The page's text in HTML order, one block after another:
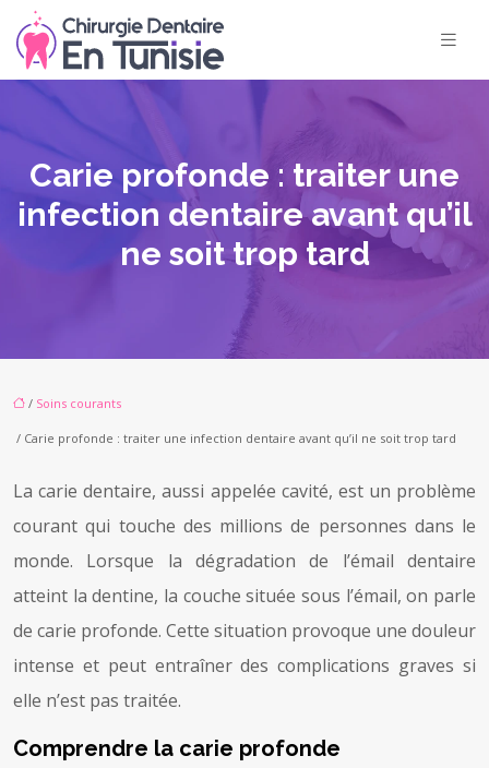
Carie profonde : traiter une
infection dentaire avant qu’il
ne soit trop tard
/ Soins courants
/ Carie profonde : traiter une infection dentaire avant qu’il ne soit trop tard
La carie dentaire, aussi appelée cavité, est un problème
courant qui touche des millions de personnes dans le
monde. Lorsque la dégradation de l’émail dentaire
atteint la dentine, la couche située sous l’émail, on parle
de carie profonde. Cette situation provoque une douleur
intense et peut entraîner des complications graves si
elle n’est pas traitée.
Comprendre la carie profonde